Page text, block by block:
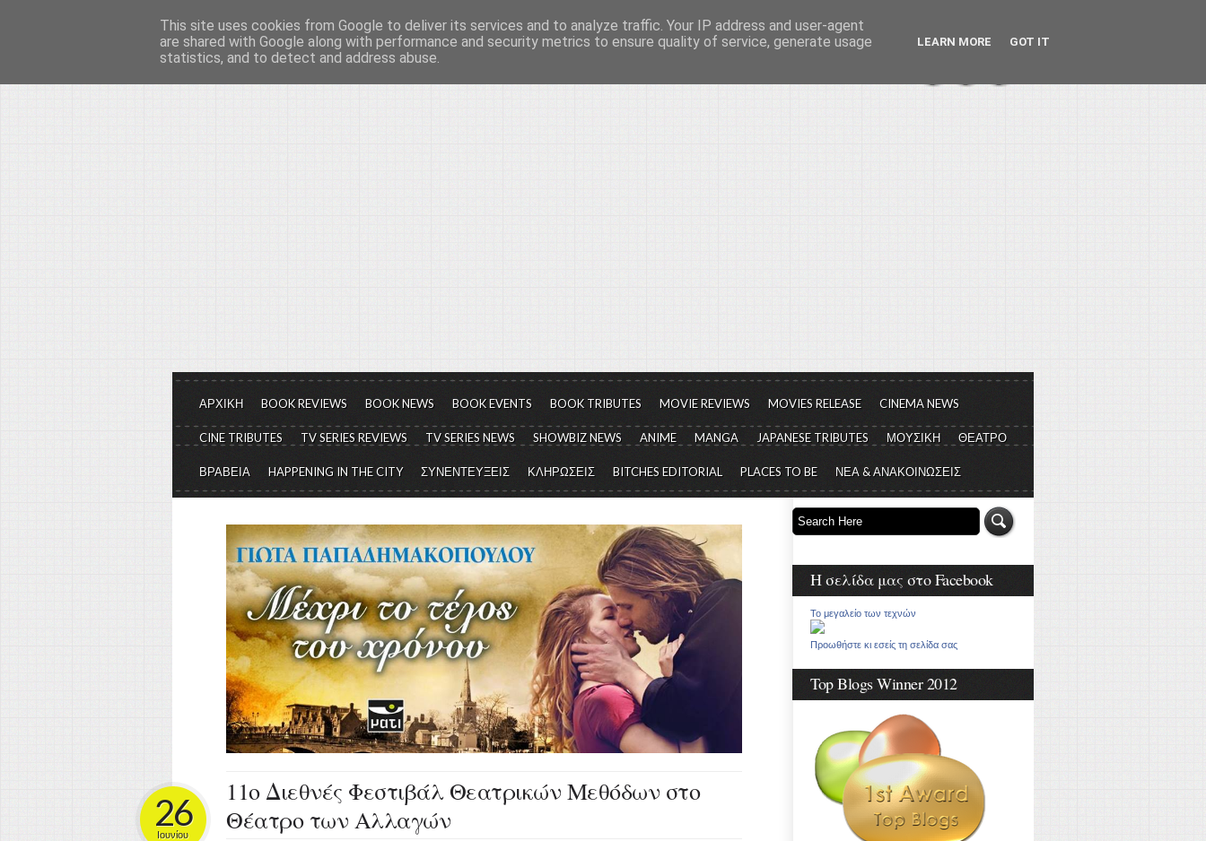
Το μεγαλείο των Τεχνών...
Είμαστε πάντα εδώ για να μιλάμε για τον πολιτισμό, σε κάθε του μορφή και έκταση...
ΑΡΧΙΚΗ BOOK REVIEWS BOOK NEWS BOOK EVENTS BOOK TRIBUTES MOVIE REVIEWS MOVIES RELEASE CINEMA NEWS
CINE TRIBUTES TV SERIES REVIEWS TV SERIES NEWS SHOWBIZ NEWS ANIME MANGA JAPANESE TRIBUTES ΜΟΥΣΙΚΗ ΘΕΑΤΡΟ
ΒΡΑΒΕΙΑ HAPPENING IN THE CITY ΣΥΝΕΝΤΕΥΞΕΙΣ ΚΛΗΡΩΣΕΙΣ BITCHES EDITORIAL PLACES TO BE ΝΕΑ & ΑΝΑΚΟΙΝΩΣΕΙΣ
11ο Διεθνές Φεστιβάλ Θεατρικών Μεθόδων στο
Θέατρο των Αλλαγών
26
Ιουνίου
Η σελίδα μας στο Facebook
Το μεγαλείο των τεχνών
Προωθήστε κι εσείς τη σελίδα σας
Top Blogs Winner 2012
This site uses cookies from Google to deliver its services and to analyze traffic. Your IP address and user-agent
are shared with Google along with performance and security metrics to ensure quality of service, generate usage
statistics, and to detect and address abuse.
LEARN MORE GOT IT